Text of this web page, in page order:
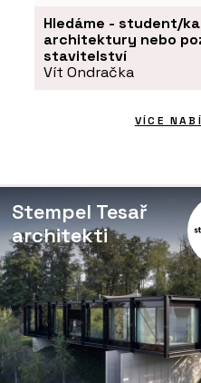
Hledáme - student/ka
architektury nebo
stavitelství
Vít Ondračka
VÍCE
Stempel Tesař
architekti